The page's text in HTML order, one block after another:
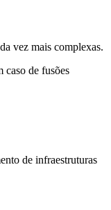
vez mais complexas.
caso de fusões
de infraestruturas